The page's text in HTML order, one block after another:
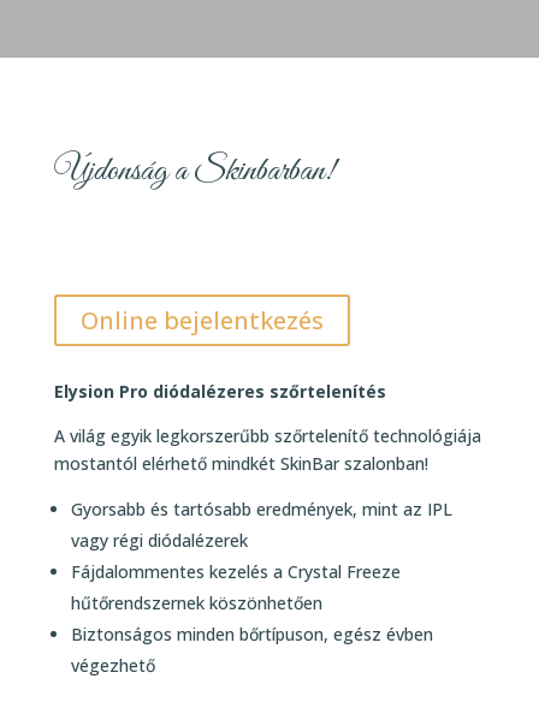
Újdonság a Skinbarban!
Online bejelentkezés
Elysion Pro diódalézeres szőrtelenítés
A világ egyik legkorszerűbb szőrtelenítő technológiája
mostantól elérhető mindkét SkinBar szalonban!
Gyorsabb és tartósabb eredmények, mint az IPL
vagy régi diódalézerek
Fájdalommentes kezelés a Crystal Freeze
hűtőrendszernek köszönhetően
Biztonságos minden bőrtípuson, egész évben
végezhető